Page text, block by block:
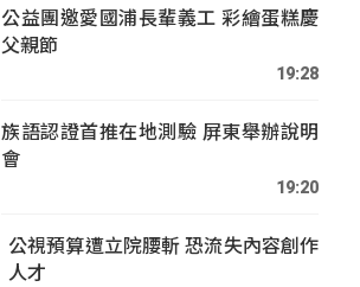
公益團邀愛國浦長輩義工 彩繪蛋糕慶
父親節
19:28
族語認證首推在地測驗 屏東舉辦說明
會
19:20
公視預算遭立院腰斬 恐流失內容創作
人才